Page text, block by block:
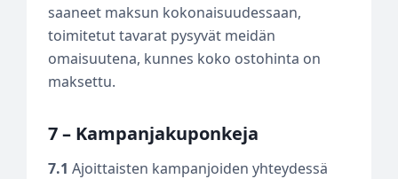
saaneet maksun kokonaisuudessaan,
toimitetut tavarat pysyvät meidän
omaisuutena, kunnes koko ostohinta on
maksettu.
7 – Kampanjakuponkeja
7.1 Ajoittaisten kampanjoiden yhteydessä